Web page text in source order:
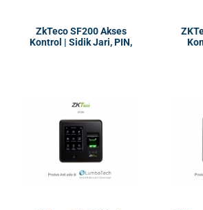
ZkTeco SF200 Akses
Kontrol | Sidik Jari, PIN,